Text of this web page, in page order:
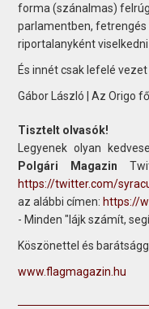
forma (szánalmas)
parlamentben,
riportalanyként
És innét csak lefelé vezet
Gábor László | Az Origo
Tisztelt olvasók!
Legyenek olyan
Polgári Magazin
https://twitter.com/
az alábbi címen: https://
- Minden "lájk számít,
Köszönettel és
www.flagmagazin.hu